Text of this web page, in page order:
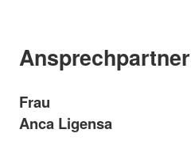
Ansprechpartner
Frau
Anca Ligensa